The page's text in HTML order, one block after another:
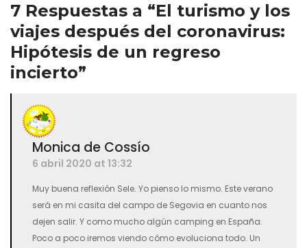
7 Respuestas a “El turismo y los
viajes después del coronavirus:
Hipótesis de un regreso
incierto”
Monica de Cossío
6 abril 2020 at 13:32
Muy buena reflexión Sele. Yo pienso lo mismo. Este verano
será en mi casita del campo de Segovia en cuanto nos
dejen salir. Y como mucho algún camping en España.
Poco a poco iremos viendo cómo evoluciona todo. Un